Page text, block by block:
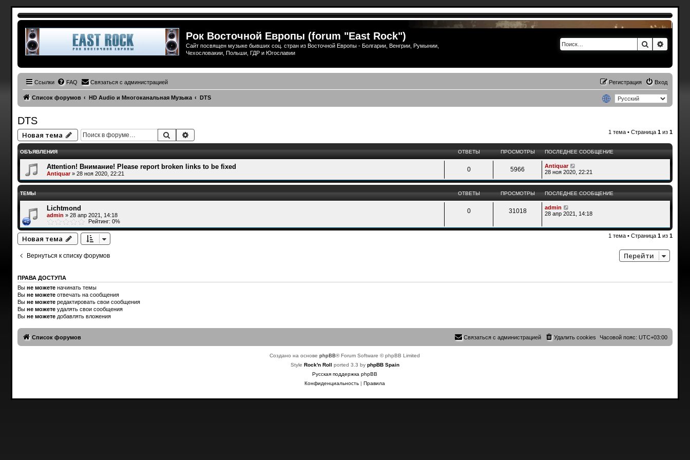
Рок Восточной Европы (forum "East Rock")
Сайт посвящен музыке бывших соц. стран из Восточной Европы - Болгарии, Венгрии, Румынии,
Чехословакии, Польши, ГДР и Югославии
Поиск
Ссылки FAQ Связаться с администрацией Вход
Регистрация
Список форумов HD Audio и Многоканальная Музыка DTS
DTS
Новая тема Поиск 1 тема • Страница1 из1
ОБЪЯВЛЕНИЯ ОТВЕТЫ ПРОСМОТРЫ ПОСЛЕДНЕЕ СООБЩЕНИЕ
Attention! Внимание! Please report broken links to be fixed
Antiquar» 28 ноя 2020, 22:21
0 5966
Antiquar
28 ноя 2020, 22:21
ТЕМЫ ОТВЕТЫ ПРОСМОТРЫ ПОСЛЕДНЕЕ СООБЩЕНИЕ
Lichtmond
admin » 28 апр 2021, 14:18
Рейтинг: 0%
0 31018
admin
28 апр 2021, 14:18
Новая тема 1 тема • Страница1 из1
Вернуться к списку форумов Перейти
ПРАВА ДОСТУПА
Вы не можетеначинать темы
Вы не можетеотвечать на сообщения
Вы не можетередактировать свои сообщения
Вы не можетеудалять свои сообщения
Вы не можетедобавлять вложения
Список форумов Часовой пояс:UTC+03:00
Удалить cookies
Связаться с администрацией
Создано на основеphpBB® Forum Software © phpBB Limited
Style Rock'n Roll ported 3.3 by phpBB Spain
Русская поддержка phpBB
Конфиденциальность |Правила